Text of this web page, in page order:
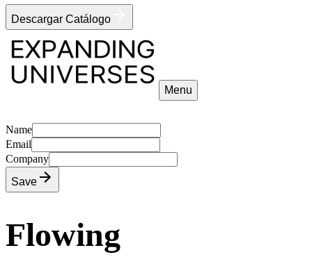
Descargar Catálogo
Menu
Name
Email
Company
Save
Flowing